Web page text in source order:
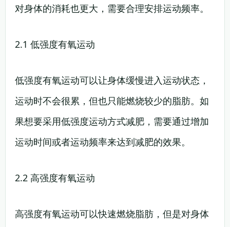
对身体的消耗也更大，需要合理安排运动频率。
2.1 低强度有氧运动
低强度有氧运动可以让身体缓慢进入运动状态，
运动时不会很累，但也只能燃烧较少的脂肪。如
果想要采用低强度运动方式减肥，需要通过增加
运动时间或者运动频率来达到减肥的效果。
2.2 高强度有氧运动
高强度有氧运动可以快速燃烧脂肪，但是对身体